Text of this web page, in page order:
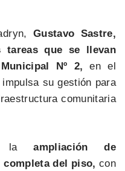
Gustavo Sastre,
tareas que se llevan
Nº 2, en el
su gestión para
comunitaria
laampliación de
del piso, con